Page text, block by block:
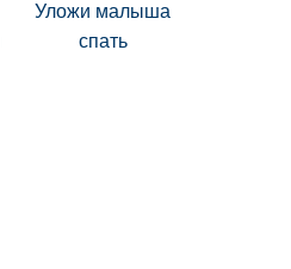
Уложи малыша
спать